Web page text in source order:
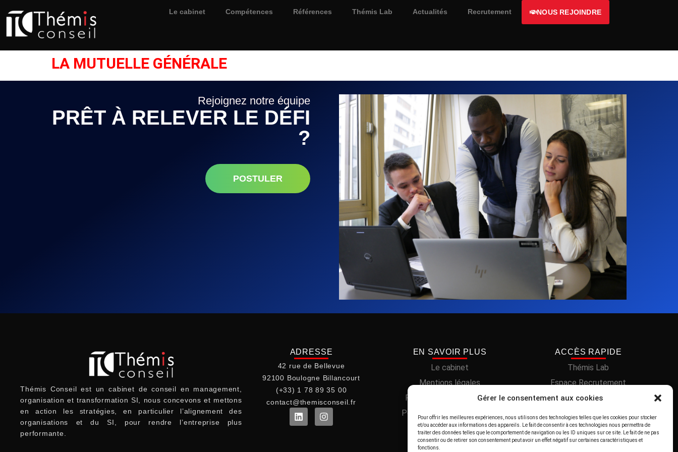
Gérer le consentement aux cookies
Pour offrir les meilleures expériences, nous utilisons des technologies telles que les cookies pour stocker
et/ou accéder aux informations des appareils. Le fait de consentir à ces technologies nous permettra de
traiter des données telles que le comportement de navigation ou les ID uniques sur ce site. Le fait de ne pas
consentir ou de retirer son consentement peut avoir un effet négatif sur certaines caractéristiques et
fonctions.
Le cabinet Compétences Références Thémis Lab Actualités Recrutement NOUS REJOINDRE
LA MUTUELLE GÉNÉRALE
Rejoignez notre équipe
PRÊT À RELEVER LE DÉFI
?
POSTULER
Thémis Conseil est un cabinet de conseil en management,
organisation et transformation SI, nous concevons et mettons
en action les stratégies, en particulier l’alignement des
organisations et du SI, pour rendre l’entreprise plus
performante.
ADRESSE
42 rue de Bellevue
92100 Boulogne Billancourt
(+33) 1 78 89 35 00
contact@themisconseil.fr
EN SAVOIR PLUS
Le cabinet
Mentions légales
Politique de cookies (UE)
Politique de confidentialité
ACCÈS RAPIDE
Thémis Lab
Espace Recrutement
Nos références Clients
Nos compétences
Nos actualités